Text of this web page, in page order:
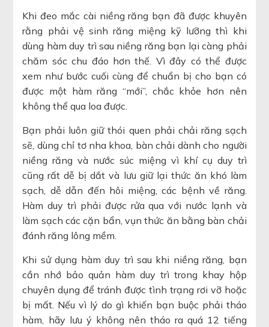
Khi đeo mắc cài niềng răng bạn đã được khuyên
rằng phải vệ sinh răng miệng kỹ lưỡng thì khi
dùng hàm duy trì sau niềng răng bạn lại càng phải
chăm sóc chu đáo hơn thế. Vì đây có thể được
xem như bước cuối cùng để chuẩn bị cho bạn có
được một hàm răng “mới”, chắc khỏe hơn nên
không thể qua loa được.
Bạn phải luôn giữ thói quen phải chải răng sạch
sẽ, dùng chỉ tơ nha khoa, bàn chải dành cho người
niềng răng và nước súc miệng vì khí cụ duy trì
cũng rất dễ bị dắt và lưu giữ lại thức ăn khó làm
sạch, dễ dẫn đến hôi miệng, các bệnh về răng.
Hàm duy trì phải được rửa qua với nước lạnh và
làm sạch các cặn bẩn, vụn thức ăn bằng bàn chải
đánh răng lông mềm.
Khi sử dụng hàm duy trì sau khi niềng răng, bạn
cần nhớ bảo quản hàm duy trì trong khay hộp
chuyên dụng để tránh được tình trạng rơi vỡ hoặc
bị mất. Nếu vì lý do gì khiến bạn buộc phải tháo
hàm, hãy lưu ý không nên tháo ra quá 12 tiếng